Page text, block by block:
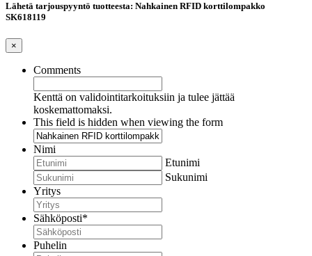
Lähetä tarjouspyyntö tuotteesta: Nahkainen RFID korttilompakko
SK618119
×
Comments
Kenttä on validointitarkoituksiin ja tulee jättää
koskemattomaksi.
This field is hidden when viewing the form
Nimi
Etunimi
Sukunimi
Yritys
Sähköposti*
Puhelin